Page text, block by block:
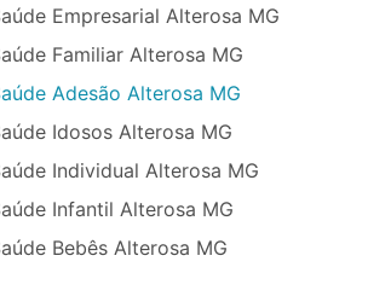
Empresarial Alterosa MG
Familiar Alterosa MG
Adesão Alterosa MG
Idosos Alterosa MG
Individual Alterosa MG
Infantil Alterosa MG
Bebês Alterosa MG